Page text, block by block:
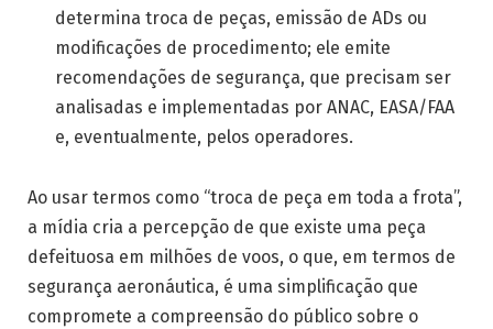
determina troca de peças, emissão de ADs ou
modificações de procedimento; ele emite
recomendações de segurança, que precisam ser
analisadas e implementadas por ANAC, EASA/FAA
e, eventualmente, pelos operadores.
Ao usar termos como “troca de peça em toda a frota”,
a mídia cria a percepção de que existe uma peça
defeituosa em milhões de voos, o que, em termos de
segurança aeronáutica, é uma simplificação que
compromete a compreensão do público sobre o